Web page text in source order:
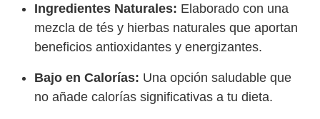
Ingredientes Naturales: Elaborado con una
mezcla de tés y hierbas naturales que aportan
beneficios antioxidantes y energizantes.
Bajo en Calorías: Una opción saludable que
no añade calorías significativas a tu dieta.